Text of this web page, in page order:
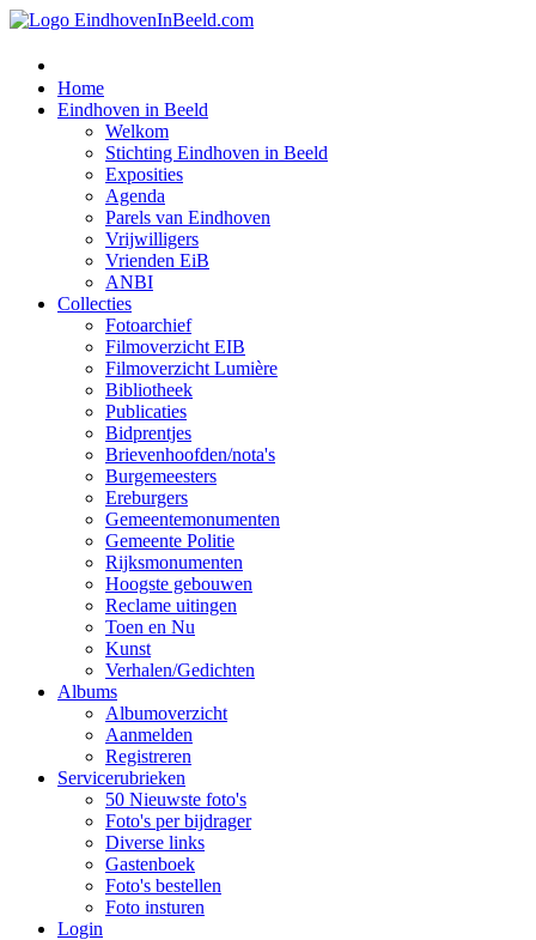
Home
Eindhoven in Beeld
Welkom
Stichting Eindhoven in Beeld
Exposities
Agenda
Parels van Eindhoven
Vrijwilligers
Vrienden EiB
ANBI
Collecties
Fotoarchief
Filmoverzicht EIB
Filmoverzicht Lumière
Bibliotheek
Publicaties
Bidprentjes
Brievenhoofden/nota's
Burgemeesters
Ereburgers
Gemeentemonumenten
Gemeente Politie
Rijksmonumenten
Hoogste gebouwen
Reclame uitingen
Toen en Nu
Kunst
Verhalen/Gedichten
Albums
Albumoverzicht
Aanmelden
Registreren
Servicerubrieken
50 Nieuwste foto's
Foto's per bijdrager
Diverse links
Gastenboek
Foto's bestellen
Foto insturen
Login